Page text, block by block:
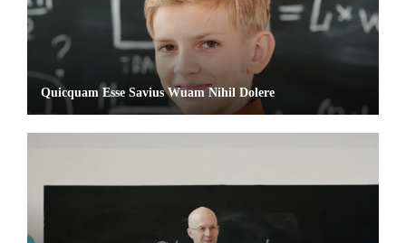
Quicquam Esse Savius Wuam Nihil Dolere